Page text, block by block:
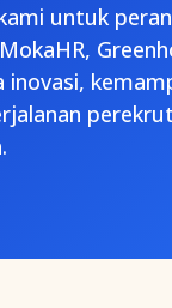
untuk